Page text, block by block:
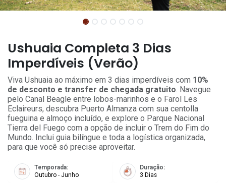
Ushuaia Completa 3 Dias
Imperdíveis (Verão)
Viva Ushuaia ao máximo em 3 dias imperdíveis com 10%
de desconto e transfer de chegada gratuito. Navegue
pelo Canal Beagle entre lobos-marinhos e o Farol Les
Eclaireurs, descubra Puerto Almanza com sua centolla
fueguina e almoço incluído, e explore o Parque Nacional
Tierra del Fuego com a opção de incluir o Trem do Fim do
Mundo. Inclui guia bilíngue e toda a logística organizada,
para que você só precise aproveitar.
Temporada:
Outubro - Junho
Duração:
3 Dias